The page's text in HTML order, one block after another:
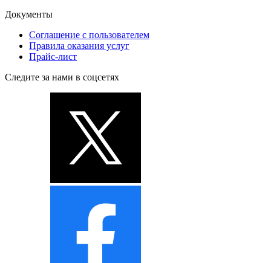
Документы
Соглашение с пользователем
Правила оказания услуг
Прайс-лист
Следите за нами в соцсетях